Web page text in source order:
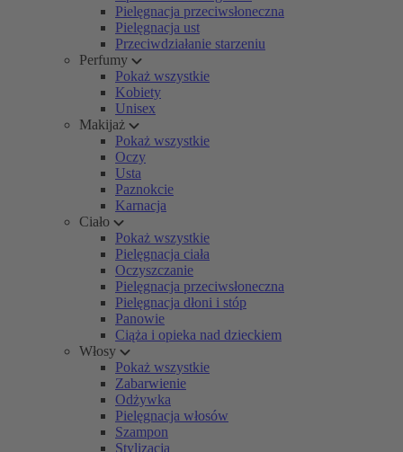
Pielęgnacja przeciwsłoneczna
Pielęgnacja ust
Przeciwdziałanie starzeniu
Perfumy
Pokaż wszystkie
Kobiety
Unisex
Makijaż
Pokaż wszystkie
Oczy
Usta
Paznokcie
Karnacja
Ciało
Pokaż wszystkie
Pielęgnacja ciała
Oczyszczanie
Pielęgnacja przeciwsłoneczna
Pielęgnacja dłoni i stóp
Panowie
Ciąża i opieka nad dzieckiem
Włosy
Pokaż wszystkie
Zabarwienie
Odżywka
Pielęgnacja włosów
Szampon
Stylizacja